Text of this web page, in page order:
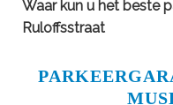
Waar kun u het beste
Ruloffsstraat